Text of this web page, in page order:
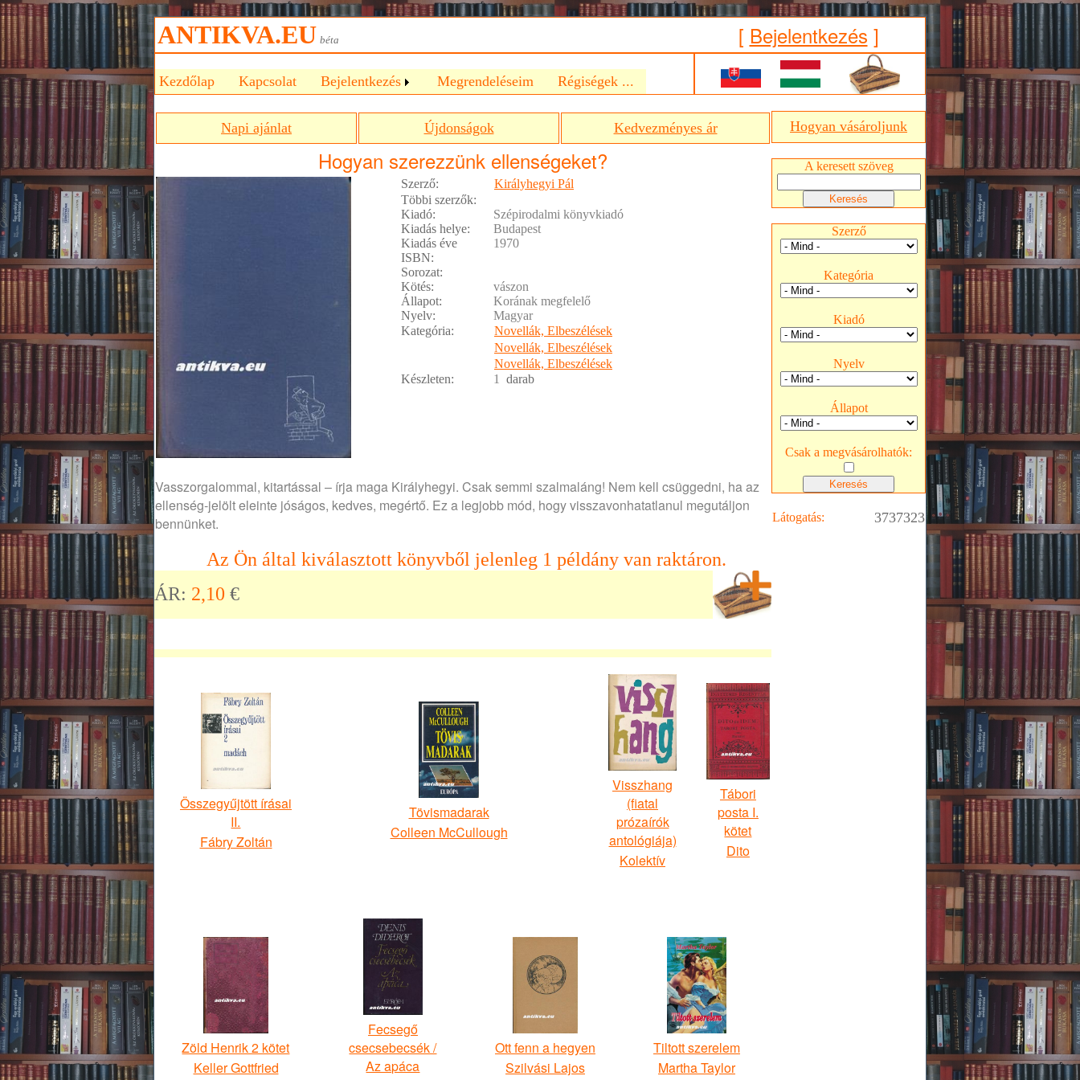
ANTIKVA.EU béta [ Bejelentkezés ]
Kezdőlap Kapcsolat Bejelentkezés Megrendeléseim Régiségek ...
Napi ajánlat Újdonságok Kedvezményes ár
Hogyan szerezzünk ellenségeket?
Szerző:
Királyhegyi Pál
Többi szerzők:
Kiadó:
Szépirodalmi könyvkiadó
Kiadás helye:
Budapest
Kiadás éve
1970
ISBN:
Sorozat:
Kötés:
vászon
Állapot:
Korának megfelelő
Nyelv:
Magyar
Kategória:
Novellák, Elbeszélések
Novellák, Elbeszélések
Novellák, Elbeszélések
Készleten:
1 darab
Vasszorgalommal, kitartással – írja maga Királyhegyi. Csak semmi szalmaláng! Nem kell csüggedni, ha az
ellenség-jelölt eleinte jóságos, kedves, megértő. Ez a legjobb mód, hogy visszavonhatatlanul megutáljon
bennünket.
Az Ön által kiválasztott könyvből jelenleg 1 példány van raktáron.
ÁR: 2,10 €
Összegyűjtött írásai
II.
Fábry Zoltán
Tövismadarak
Colleen McCullough
Visszhang
(fiatal
prózaírók
antológiája)
Kolektív
Tábori
posta I.
kötet
Dito
Zöld Henrik 2 kötet
Keller Gottfried
Fecsegő
csecsebecsék /
Az apáca
Ott fenn a hegyen
Szilvási Lajos
Tiltott szerelem
Martha Taylor
Hogyan vásároljunk
A keresett szöveg
Szerző
Kategória
Kiadó
Nyelv
Állapot
Csak a megvásárolhatók:
Látogatás: 3737323